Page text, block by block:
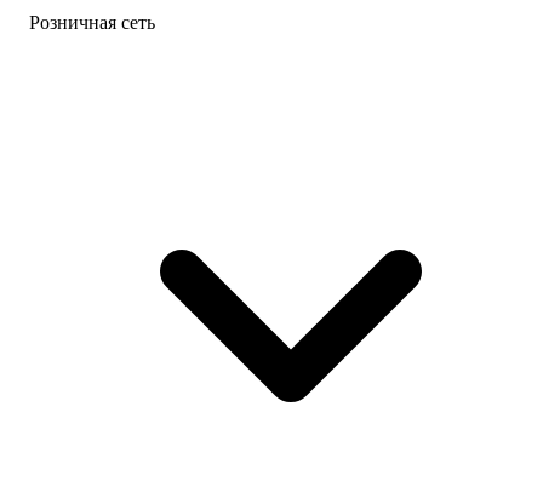
Розничная сеть